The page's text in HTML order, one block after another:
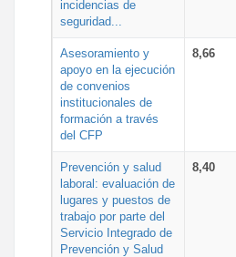
incidencias de
seguridad...
Asesoramiento y
apoyo en la ejecución
de convenios
institucionales de
formación a través
del CFP
8,66
Prevención y salud
laboral: evaluación de
lugares y puestos de
trabajo por parte del
Servicio Integrado de
Prevención y Salud
8,40